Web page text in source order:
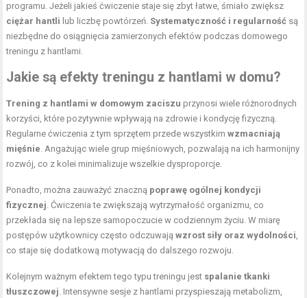
programu. Jeżeli jakieś ćwiczenie staje się zbyt łatwe, śmiało zwiększ
ciężar hantli lub liczbę powtórzeń. Systematyczność i regularność są
niezbędne do osiągnięcia zamierzonych efektów podczas domowego
treningu z hantlami.
Jakie są efekty treningu z hantlami w domu?
Trening z hantlami w domowym zaciszu przynosi wiele różnorodnych
korzyści, które pozytywnie wpływają na zdrowie i kondycję fizyczną.
Regularne ćwiczenia z tym sprzętem przede wszystkimwzmacniają
mięśnie. Angażując wiele grup mięśniowych, pozwalają na ich harmonijny
rozwój, co z kolei minimalizuje wszelkie dysproporcje.
Ponadto, można zauważyć znaczną poprawę ogólnej kondycji
fizycznej. Ćwiczenia te zwiększają wytrzymałość organizmu, co
przekłada się na lepsze samopoczucie w codziennym życiu. W miarę
postępów użytkownicy często odczuwająwzrost siły oraz wydolności,
co staje się dodatkową motywacją do dalszego rozwoju.
Kolejnym ważnym efektem tego typu treningu jest spalanie tkanki
tłuszczowej. Intensywne sesje z hantlami przyspieszają metabolizm,